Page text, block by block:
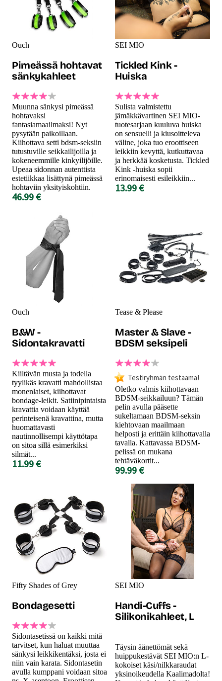
Ouch
Pimeässä hohtavat
sänkykahleet
Muunna sänkysi pimeässä
hohtavaksi
fantasiamaailmaksi! Nyt
pysytään paikoillaan.
Kiihottava setti bdsm-seksiin
tutustuville seikkailijoilla ja
kokeneemmille kinkyilijöille.
Upeaa sidonnan autenttista
estetiikkaa lisättynä pimeässä
hohtaviin yksityiskohtiin.
46.99 €
SEI MIO
Tickled Kink -
Huiska
Sulista valmistettu
jämäkkävartinen SEI MIO-
tuotesarjaan kuuluva huiska
on sensuelli ja kiusoitteleva
väline, joka tuo eroottiseen
leikkiin kevyttä, kutkuttavaa
ja herkkää kosketusta. Tickled
Kink -huiska sopii
erinomaisesti esileikkiin...
13.99 €
Ouch
B&W -
Sidontakravatti
Kiiltävän musta ja todella
tyylikäs kravatti mahdollistaa
monenlaiset, kiihottavat
bondage-leikit. Satiinipintaista
kravattia voidaan käyttää
perinteisenä kravattina, mutta
huomattavasti
nautinnollisempi käyttötapa
on sitoa sillä esimerkiksi
silmät...
11.99 €
Tease & Please
Master & Slave -
BDSM seksipeli
Testiryhmän testaama!
Oletko valmis kiihottavaan
BDSM-seikkailuun? Tämän
pelin avulla pääsette
sukeltamaan BDSM-seksin
kiehtovaan maailmaan
helposti ja erittäin kiihottavalla
tavalla. Kattavassa BDSM-
pelissä on mukana
tehtäväkortit...
99.99 €
Fifty Shades of Grey
Bondagesetti
Sidontasetissä on kaikki mitä
tarvitset, kun haluat muuttaa
sänkysi leikkikentäksi, josta ei
niin vain karata. Sidontasetin
avulla kumppani voidaan sitoa
SEI MIO
Handi-Cuffs -
Silikonikahleet, L
Täysin äänettömät sekä
huippukestävät SEI MIO:n L-
kokoiset käsi/nilkkaraudat
yksinoikeudella Kaalimadolta!